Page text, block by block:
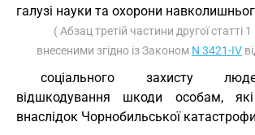
галузі науки та охорони
( Абзац третій частини другої статті 1
внесеними згідно із Законом N 3421-IV
соціального захисту
відшкодування шкоди особам,
внаслідок Чорнобильської